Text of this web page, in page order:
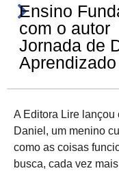
Ensino
com o autor
Jornada de
Aprendizado
A Editora Lire lançou
Daniel, um menino
como as coisas
busca, cada vez